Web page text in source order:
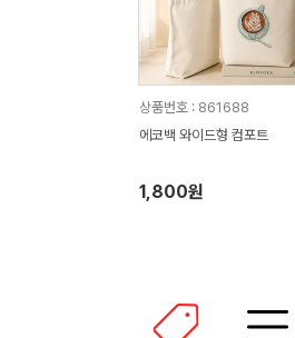
상품번호 : 861688
에코백 와이드형 컴포트
1,800원